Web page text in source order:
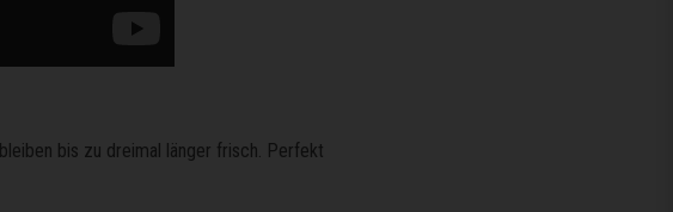
bis zu dreimal länger frisch. Perfekt